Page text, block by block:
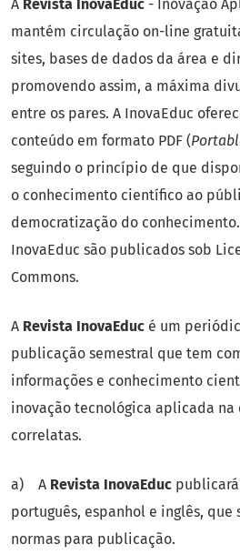
A Revista InovaEduc - Inovação
mantém circulação on-line
sites, bases de dados da área e
promovendo assim, a máxima
entre os pares. A InovaEduc
conteúdo em formato PDF (
seguindo o princípio de que
o conhecimento científico ao
democratização do
InovaEduc são publicados sob
Commons.
A Revista InovaEduc é um
publicação semestral que tem
informações e conhecimento
inovação tecnológica aplicada na
correlatas.
a) A Revista InovaEduc
português, espanhol e inglês, que
normas para publicação.